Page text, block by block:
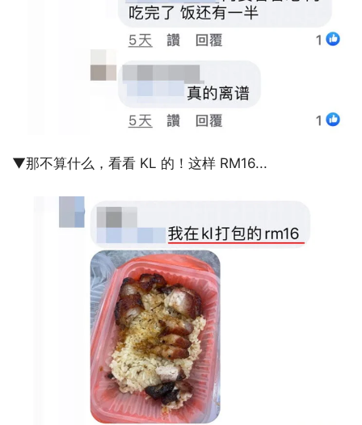
▼那不算什么，看看 KL 的！这样 RM16...